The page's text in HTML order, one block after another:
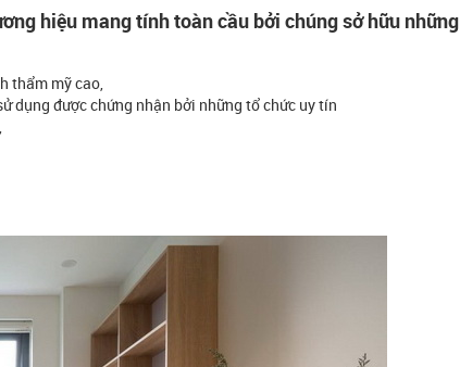
hiệu mang tính toàn cầu bởi chúng sở hữu những
thẩm mỹ cao,
dụng được chứng nhận bởi những tổ chức uy tín